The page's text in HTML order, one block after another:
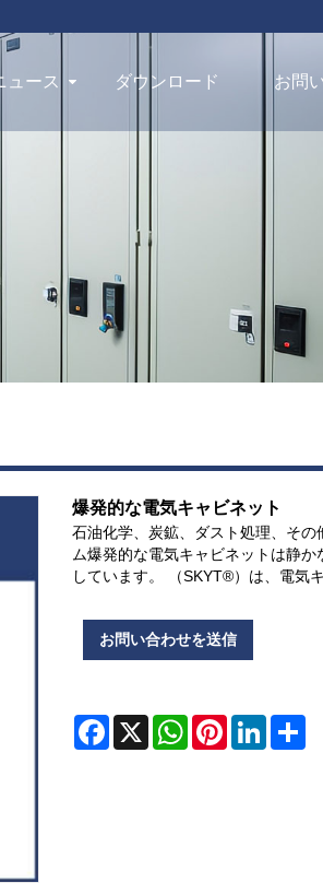
ュース ダウンロード お問
爆発的な電気キャビネット
石油化学、炭鉱、ダスト処理、そ
ム爆発的な電気キャビネットは静
しています。 （SKYT®）は、電気
お問い合わせを送信
Facebook
X WhatsAppPinterestLinkedIn